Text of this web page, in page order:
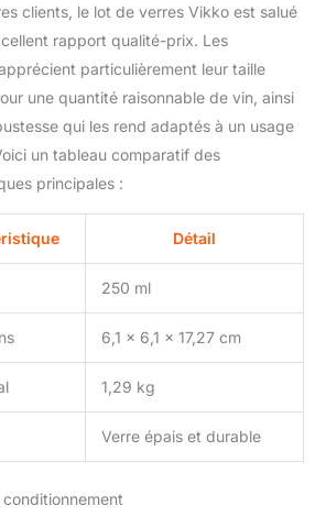
la taille parfaite pour
siroter un verre
rafraîchissant de votre
les amateurs de vin :
vous avez besoin d'un
excellent cadeau pour
votre ami amateur de
verres à vin blanc qui
arrivent tout droit Et si
vous êtes l'amateur de
vin parmi vos amis ?
Achetez-le pour vous-
même. Vous méritez
aussi de vous faire
plaisir de temps en
pour un mariage, un
anniversaire, des
pendaison de
clients, le lot de verres Vikko est salué
rapport qualité-prix. Les
particulièrement leur taille
une quantité raisonnable de vin, ainsi
qui les rend adaptés à un usage
un tableau comparatif des
principales :
Détail
250 ml
6,1 x 6,1 x 17,27 cm
1,29 kg
Verre épais et durable